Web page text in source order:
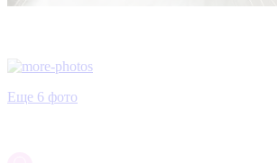
Еще 6 фото